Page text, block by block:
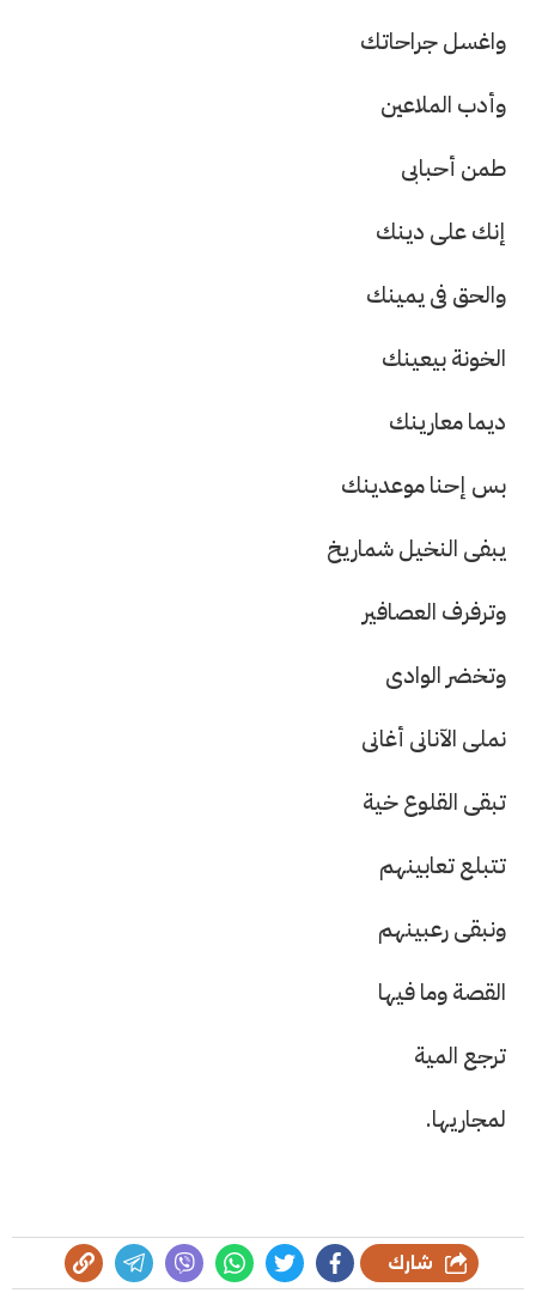
واغسل جراحاتك
وأدب الملاعين
طمن أحبابى
إنك على دينك
والحق فى يمينك
الخونة بيعينك
ديما معارينك
بس إحنا موعدينك
يبفى النخيل شماريخ
وترفرف العصافير
وتخضر الوادى
نملى اﻵنانى أغانى
تبقى القلوع خية
تتبلع تعابينهم
ونبقى رعبينهم
القصة وما فيها
ترجع المية
لمجاريها.
شارك